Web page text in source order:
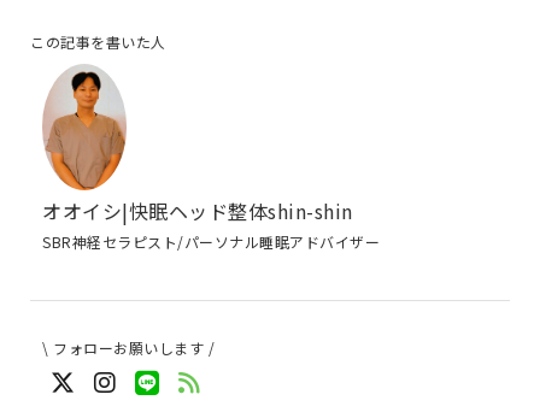
この記事を書いた人
オオイシ|快眠ヘッド整体shin-shin
SBR神経セラピスト/パーソナル睡眠アドバイザー
\ フォローお願いします /